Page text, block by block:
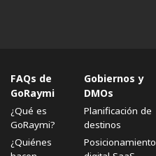
FAQs de
GoRaymi
¿Qué es
GoRaymi?
¿Quiénes
Gobiernos y
DMOs
Planificación de
destinos
Posicionamiento